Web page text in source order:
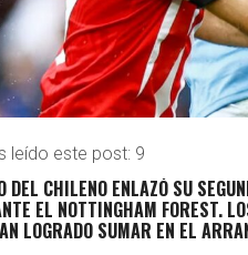
leído este post: 9
DEL CHILENO ENLAZÓ SU
EL NOTTINGHAM FOREST.
LOGRADO SUMAR EN EL